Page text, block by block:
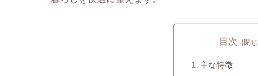
目次
主な特徴